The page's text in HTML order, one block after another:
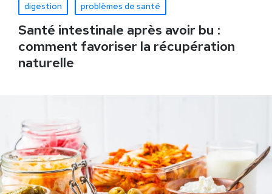
digestion problèmes de santé
Santé intestinale après avoir bu :
comment favoriser la récupération
naturelle